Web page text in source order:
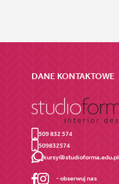
DANE KONTAKTOWE
509 832 574
509832574
kursy@studioforma.edu.pl
- obserwuj nas